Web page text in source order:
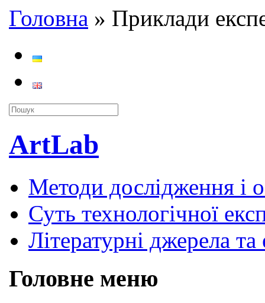
Головна » Приклади
ArtLab
Методи дослідження і
Суть технологічної
Літературні джерела та
Головне меню